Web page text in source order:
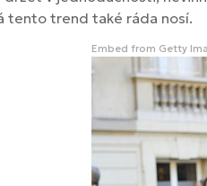
tento trend také ráda nosí.
Embed from Getty